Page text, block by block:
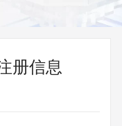
册信息